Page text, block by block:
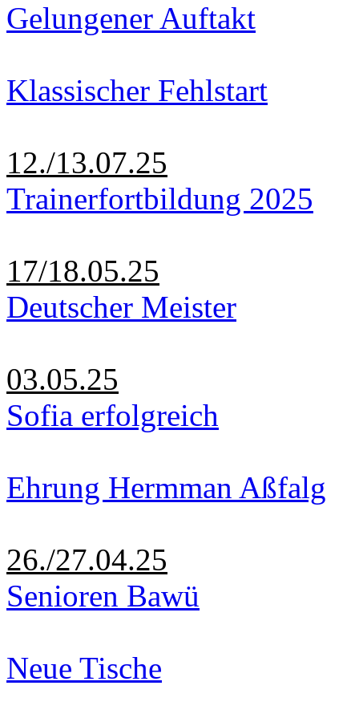
Gelungener Auftakt
Klassischer Fehlstart
12./13.07.25
Trainerfortbildung 2025
17/18.05.25
Deutscher Meister
03.05.25
Sofia erfolgreich
Ehrung Hermman Aßfalg
26./27.04.25
Senioren Bawü
Neue Tische